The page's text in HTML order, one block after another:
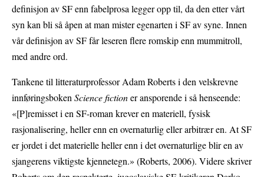
definisjon av SF enn fabelprosa legger opp til, da den etter vårt
syn kan bli så åpen at man mister egenarten i SF av syne. Innen
vår definisjon av SF får leseren flere romskip enn mummitroll,
med andre ord.
Tankene til litteraturprofessor Adam Roberts i den velskrevne
innføringsbokenScience fictioner ansporende i så henseende:
«[P]remisset i en SF-roman krever en materiell, fysisk
rasjonalisering, heller enn en overnaturlig eller arbitrær en. At SF
er jordet i det materielle heller enn i det overnaturlige blir en av
sjangerens viktigste kjennetegn.» (Roberts, 2006). Videre skriver